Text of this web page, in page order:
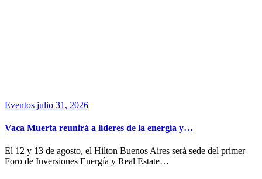
Eventos julio 31, 2026
Vaca Muerta reunirá a líderes de la energía y…
El 12 y 13 de agosto, el Hilton Buenos Aires será sede del primer
Foro de Inversiones Energía y Real Estate…